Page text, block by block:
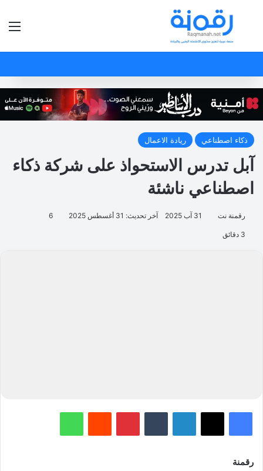
بحث عن
ذكاء اصطناعي ريادة الاعمال
آبل تدرس الاستحواذ على شركة ذكاء
اصطناعي ناشئة
رقمنة نت 31 آب 2025 آخر تحديث: 31 أغسطس 2025 6
فيسبوك لينكدإن بينتيريست
رقمنة